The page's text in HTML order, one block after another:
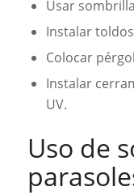
Usar
Instalar
Colocar
Instalar
UV.
Uso de